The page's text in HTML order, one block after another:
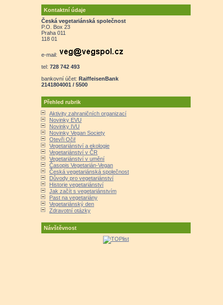
Kontaktní údaje
Česká vegetariánská společnost
P.O. Box 23
Praha 011
118 01
e-mail:
tel: 728 742 493
bankovní účet: RaiffeisenBank
2141804001 / 5500
Přehled rubrik
Aktivity zahraničních organizací
Novinky EVU
Novinky IVU
Novinky Vegan Society
Otevři Oči!
Vegetariánství a ekologie
Vegetariánství v ČR
Vegetariánství v umění
Časopis Vegetarián-Vegan
Česká vegetariánská společnost
Důvody pro vegetariánství
Historie vegetariánství
Jak začít s vegetariánstvím
Past na vegetariány
Vegetariánský den
Zdravotní otázky
Návštěvnost